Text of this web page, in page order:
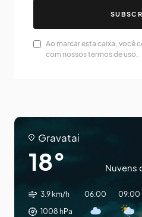
Ao marcar esta caixa, você
com nossos termos de uso.
Gravataí
18° Nuvens
3.9 km/h
1008 hPa
06:00 09:00